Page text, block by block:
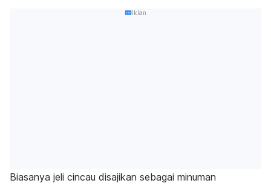
Iklan
Biasanya jeli cincau disajikan sebagai minuman